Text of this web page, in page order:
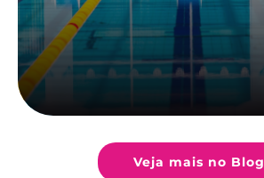
Veja mais no Blog